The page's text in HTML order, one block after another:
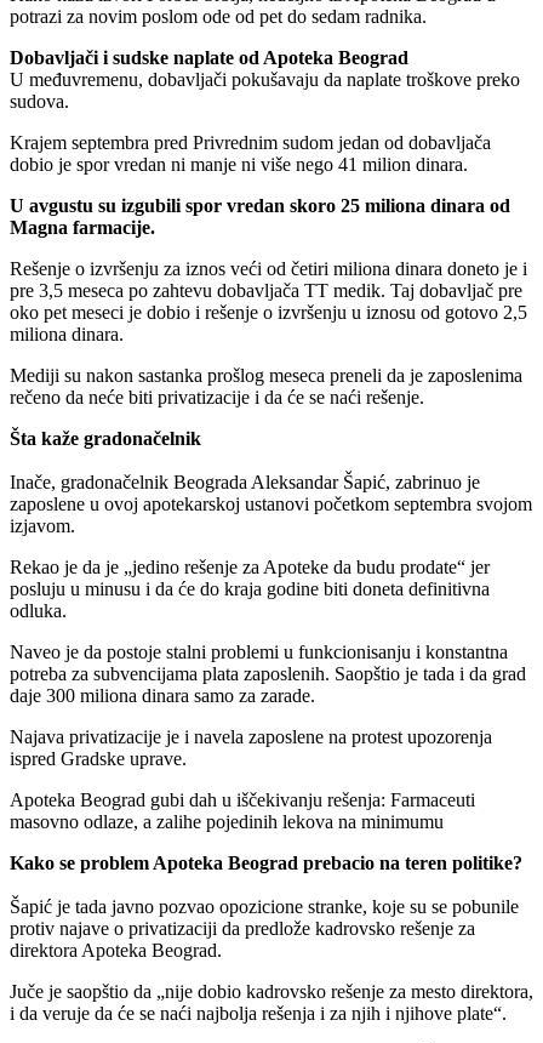
potrazi za novim poslom ode od pet do sedam radnika.
Dobavljači i sudske naplate od Apoteka Beograd
U međuvremenu, dobavljači pokušavaju da naplate troškove preko
sudova.
Krajem septembra pred Privrednim sudom jedan od dobavljača
dobio je spor vredan ni manje ni više nego 41 milion dinara.
U avgustu su izgubili spor vredan skoro 25 miliona dinara od
Magna farmacije.
Rešenje o izvršenju za iznos veći od četiri miliona dinara doneto je i
pre 3,5 meseca po zahtevu dobavljača TT medik. Taj dobavljač pre
oko pet meseci je dobio i rešenje o izvršenju u iznosu od gotovo 2,5
miliona dinara.
Mediji su nakon sastanka prošlog meseca preneli da je zaposlenima
rečeno da neće biti privatizacije i da će se naći rešenje.
Šta kaže gradonačelnik
Inače, gradonačelnik Beograda Aleksandar Šapić, zabrinuo je
zaposlene u ovoj apotekarskoj ustanovi početkom septembra svojom
izjavom.
Rekao je da je „jedino rešenje za Apoteke da budu prodate“ jer
posluju u minusu i da će do kraja godine biti doneta definitivna
odluka.
Naveo je da postoje stalni problemi u funkcionisanju i konstantna
potreba za subvencijama plata zaposlenih. Saopštio je tada i da grad
daje 300 miliona dinara samo za zarade.
Najava privatizacije je i navela zaposlene na protest upozorenja
ispred Gradske uprave.
Apoteka Beograd gubi dah u iščekivanju rešenja: Farmaceuti
masovno odlaze, a zalihe pojedinih lekova na minimumu
Kako se problem Apoteka Beograd prebacio na teren politike?
Šapić je tada javno pozvao opozicione stranke, koje su se pobunile
protiv najave o privatizaciji da predlože kadrovsko rešenje za
direktora Apoteka Beograd.
Juče je saopštio da „nije dobio kadrovsko rešenje za mesto direktora,
i da veruje da će se naći najbolja rešenja i za njih i njihove plate“.